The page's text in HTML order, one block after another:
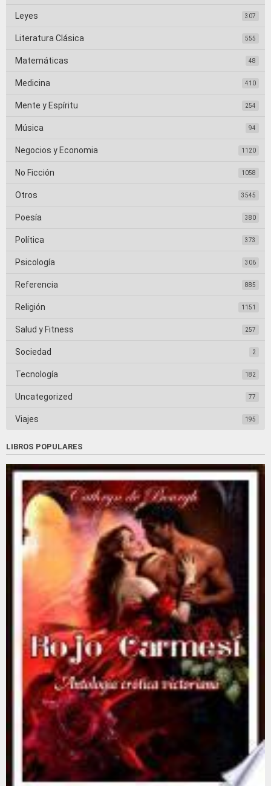
Leyes 307
Literatura Clásica 555
Matemáticas 48
Medicina 410
Mente y Espíritu 254
Música 94
Negocios y Economia 1120
No Ficción 1058
Otros 3545
Poesía 380
Política 373
Psicología 306
Referencia 885
Religión 1151
Salud y Fitness 257
Sociedad 2
Tecnología 182
Uncategorized 77
Viajes 195
LIBROS POPULARES